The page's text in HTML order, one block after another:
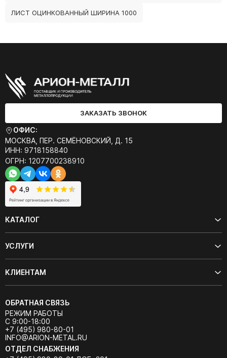
ЛИСТ ОЦИНКОВАННЫЙ ШИРИНА 1000
ЗАКАЗАТЬ ЗВОНОК
ОФИС:
МОСКВА, ПЕР. СЕМЁНОВСКИЙ, Д. 15
ИНН: 9718158840
ОГРН: 1207700238910
КАТАЛОГ
УСЛУГИ
КЛИЕНТАМ
ОБРАТНАЯ СВЯЗЬ
РЕЖИМ РАБОТЫ
С 9:00-18:00
+7 (495) 980-80-01
INFO@ARION-METAL.RU
ОТДЕЛ СНАБЖЕНИЯ